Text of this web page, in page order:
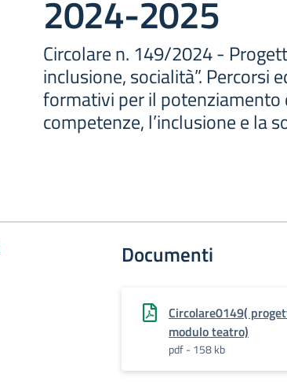
2024-2025
Circolare n. 149/2024 -
inclusione, socialità”. Percorsi
formativi per il potenziamento
competenze, l’inclusione e la
Documenti
Circolare0149(
modulo teatro)
pdf - 158 kb